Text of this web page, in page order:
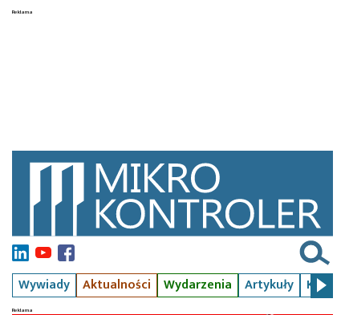
Wywiady Aktualności Wydarzenia Artykuły Kursy